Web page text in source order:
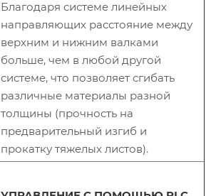
Благодаря системе линейных
направляющих расстояние между
верхним и нижним валками
больше, чем в любой другой
системе, что позволяет сгибать
различные материалы разной
толщины (прочность на
предварительный изгиб и
прокатку тяжелых листов).